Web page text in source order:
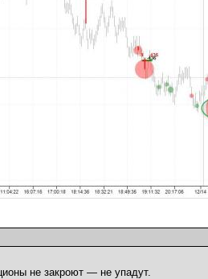
не закроют — не упадут.